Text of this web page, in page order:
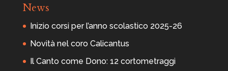
News
Inizio corsi per l’anno scolastico 2025-26
Novità nel coro Calicantus
Il Canto come Dono: 12 cortometraggi